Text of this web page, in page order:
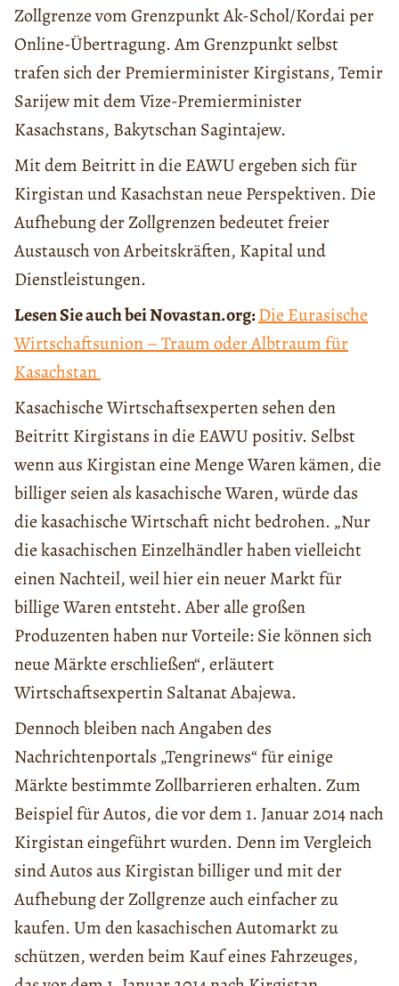
Zollgrenze vom Grenzpunkt Ak-Schol/Kordai per
Online-Übertragung. Am Grenzpunkt selbst
trafen sich der Premierminister Kirgistans, Temir
Sarijew mit dem Vize-Premierminister
Kasachstans, Bakytschan Sagintajew.
Mit dem Beitritt in die EAWU ergeben sich für
Kirgistan und Kasachstan neue Perspektiven. Die
Aufhebung der Zollgrenzen bedeutet freier
Austausch von Arbeitskräften, Kapital und
Dienstleistungen.
Lesen Sie auch bei Novastan.org:Die Eurasische
Wirtschaftsunion – Traum oder Albtraum für
Kasachstan
Kasachische Wirtschaftsexperten sehen den
Beitritt Kirgistans in die EAWU positiv. Selbst
wenn aus Kirgistan eine Menge Waren kämen, die
billiger seien als kasachische Waren, würde das
die kasachische Wirtschaft nicht bedrohen. „Nur
die kasachischen Einzelhändler haben vielleicht
einen Nachteil, weil hier ein neuer Markt für
billige Waren entsteht. Aber alle großen
Produzenten haben nur Vorteile: Sie können sich
neue Märkte erschließen“, erläutert
Wirtschaftsexpertin Saltanat Abajewa.
Dennoch bleiben nach Angaben des
Nachrichtenportals „Tengrinews“ für einige
Märkte bestimmte Zollbarrieren erhalten. Zum
Beispiel für Autos, die vor dem 1. Januar 2014 nach
Kirgistan eingeführt wurden. Denn im Vergleich
sind Autos aus Kirgistan billiger und mit der
Aufhebung der Zollgrenze auch einfacher zu
kaufen. Um den kasachischen Automarkt zu
schützen, werden beim Kauf eines Fahrzeuges,